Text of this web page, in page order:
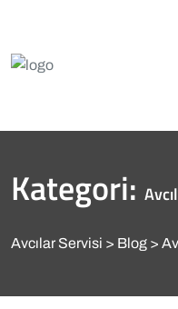
Kategori:
Avcılar Servisi Blog